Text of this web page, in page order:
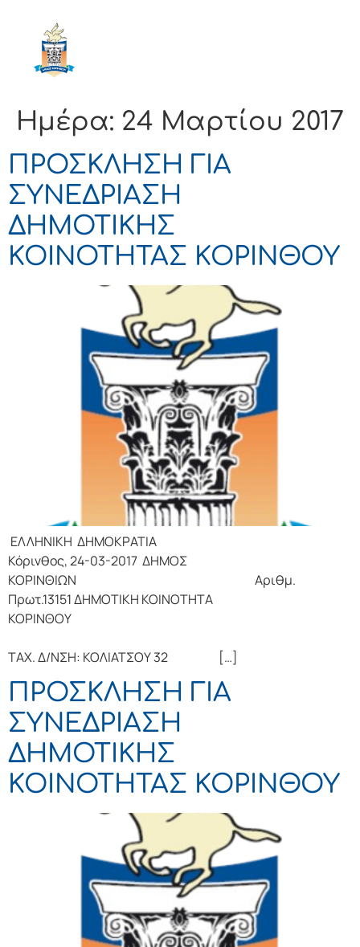
Ημέρα: 24 Μαρτίου 2017
ΠΡΟΣΚΛΗΣΗ ΓΙΑ
ΣΥΝΕΔΡΙΑΣΗ
ΔΗΜΟΤΙΚΗΣ
ΚΟΙΝΟΤΗΤΑΣ ΚΟΡΙΝΘΟΥ
ΕΛΛΗΝΙΚΗ ΔΗΜΟΚΡΑΤΙΑ
Κόρινθος, 24-03-2017 ΔΗΜΟΣ
ΚΟΡΙΝΘΙΩΝ Αριθμ.
Πρωτ.13151 ΔΗΜΟΤΙΚΗ ΚΟΙΝΟΤΗΤΑ
ΚΟΡΙΝΘΟΥ
ΤΑΧ. Δ/ΝΣΗ: ΚΟΛΙΑΤΣΟΥ 32 […]
ΠΡΟΣΚΛΗΣΗ ΓΙΑ
ΣΥΝΕΔΡΙΑΣΗ
ΔΗΜΟΤΙΚΗΣ
ΚΟΙΝΟΤΗΤΑΣ ΚΟΡΙΝΘΟΥ